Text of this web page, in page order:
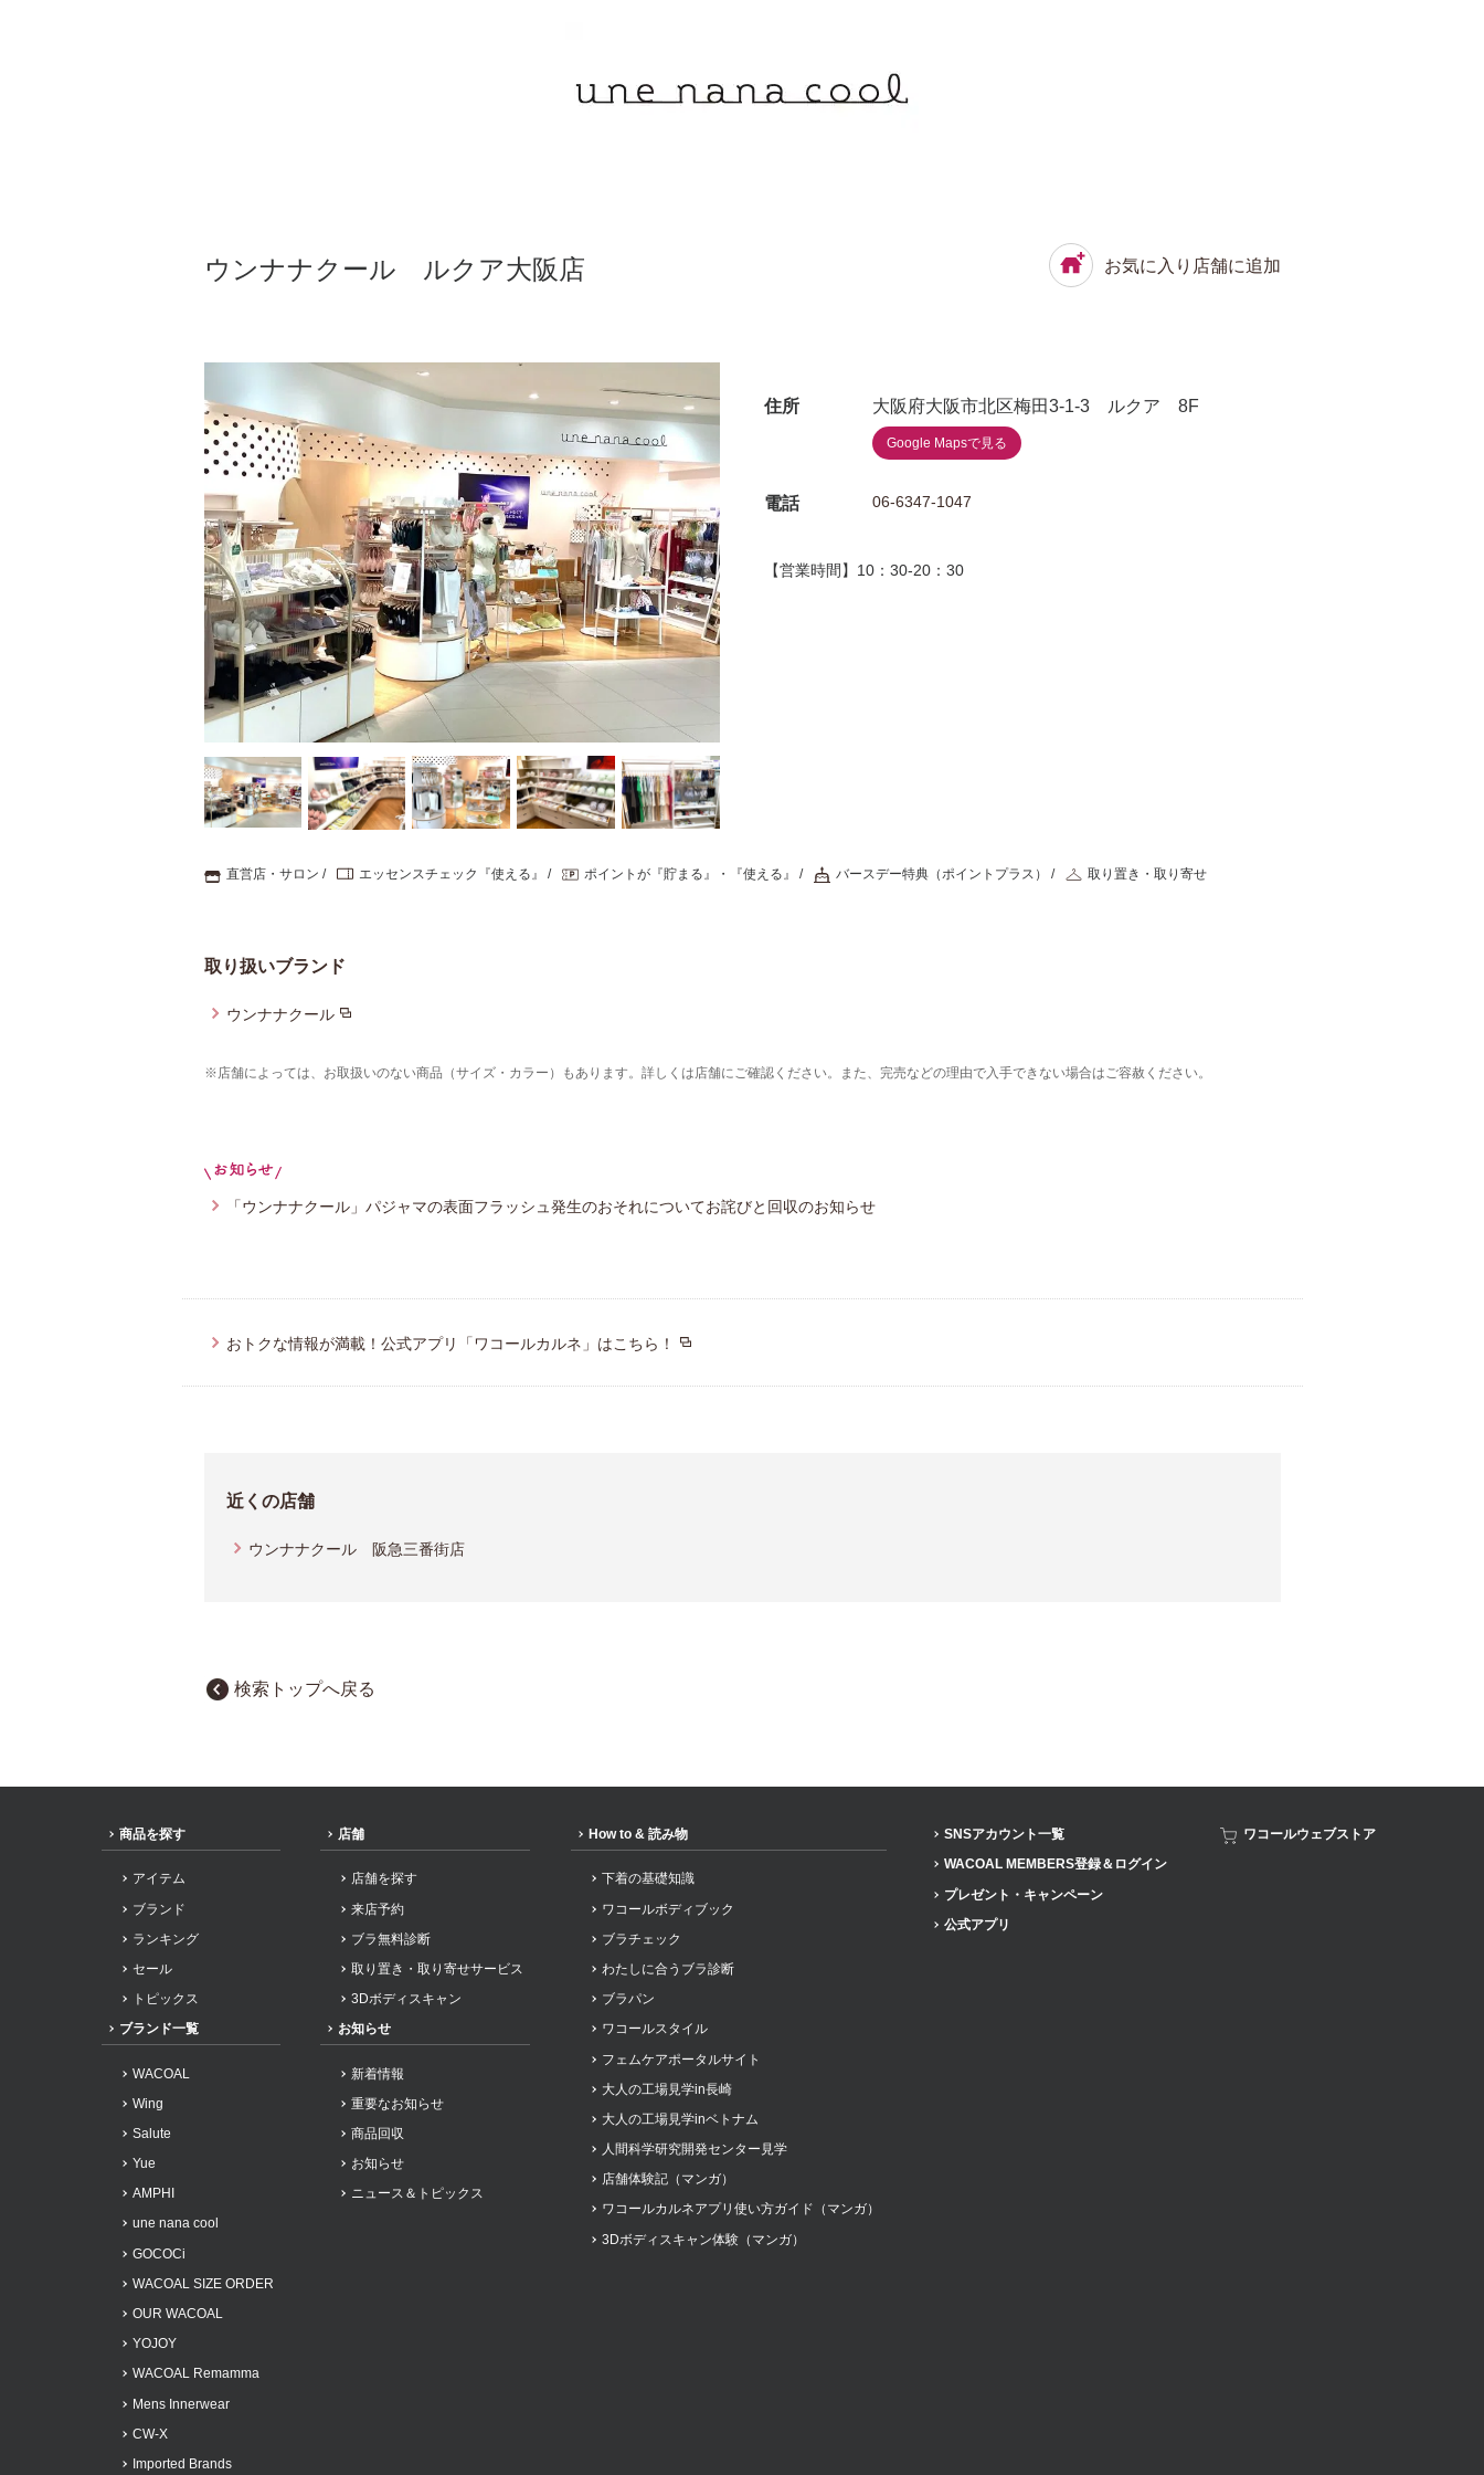
ウンナナクール ルクア大阪店 お気に入り店舗に追加
住所 大阪府大阪市北区梅田3-1-3 ルクア 8F
Google Mapsで見る
電話 06-6347-1047
【営業時間】10：30-20：30
直営店・サロン エッセンスチェック『使える』 ポイントが『貯まる』・『使える』 バースデー特典（ポイントプラス） 取り置き・取り寄せ
取り扱いブランド
ウンナナクール
※店舗によっては、お取扱いのない商品（サイズ・カラー）もあります。詳しくは店舗にご確認ください。また、完売などの理由で入手できない場合はご容赦ください。
「ウンナナクール」パジャマの表面フラッシュ発生のおそれについてお詫びと回収のお知らせ
おトクな情報が満載！公式アプリ「ワコールカルネ」はこちら！
近くの店舗
ウンナナクール 阪急三番街店
検索トップへ戻る
商品を探す
アイテム
ブランド
ランキング
セール
トピックス
ブランド一覧
WACOAL
Wing
Salute
Yue
AMPHI
une nana cool
GOCOCi
WACOAL SIZE ORDER
OUR WACOAL
YOJOY
WACOAL Remamma
Mens Innerwear
CW-X
Imported Brands
店舗
店舗を探す
来店予約
ブラ無料診断
取り置き・取り寄せサービス
3Dボディスキャン
お知らせ
新着情報
重要なお知らせ
商品回収
お知らせ
ニュース＆トピックス
How to & 読み物
下着の基礎知識
ワコールボディブック
ブラチェック
わたしに合うブラ診断
ブラパン
ワコールスタイル
フェムケアポータルサイト
大人の工場見学in長崎
大人の工場見学inベトナム
人間科学研究開発センター見学
店舗体験記（マンガ）
ワコールカルネアプリ使い方ガイド（マンガ）
3Dボディスキャン体験（マンガ）
SNSアカウント一覧
WACOAL MEMBERS登録＆ログイン
プレゼント・キャンペーン
公式アプリ
ワコールウェブストア